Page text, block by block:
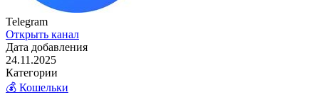
Telegram
Открыть канал
Дата добавления
24.11.2025
Категории
💰 Кошельки